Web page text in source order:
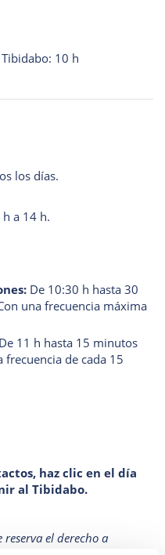
10 h
los días.
h a 14 h.
De 10:30 h hasta 30
una frecuencia máxima
De 11 h hasta 15 minutos
frecuencia de cada 15
haz clic en el día
al Tibidabo.
el derecho a